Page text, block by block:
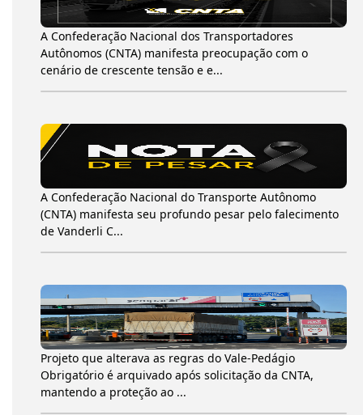
A Confederação Nacional dos Transportadores
Autônomos (CNTA) manifesta preocupação com o
cenário de crescente tensão e e...
A Confederação Nacional do Transporte Autônomo
(CNTA) manifesta seu profundo pesar pelo falecimento
de Vanderli C...
Projeto que alterava as regras do Vale-Pedágio
Obrigatório é arquivado após solicitação da CNTA,
mantendo a proteção ao ...